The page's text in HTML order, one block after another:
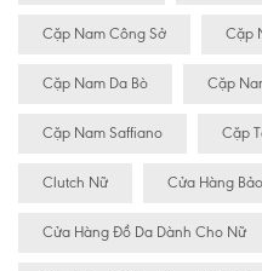
Cặp Nam Công Sở Cặp
Cặp Nam Da Bò Cặp
Cặp Nam Saffiano Cặp
Clutch Nữ Cửa Hàng
Cửa Hàng Đồ Da Dành Cho Nữ